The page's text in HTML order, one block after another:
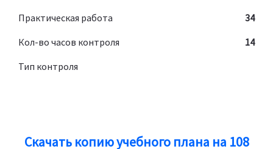
Практическая работа
34
Кол-во часов контроля
14
Тип контроля
Скачать копию учебного плана на 108